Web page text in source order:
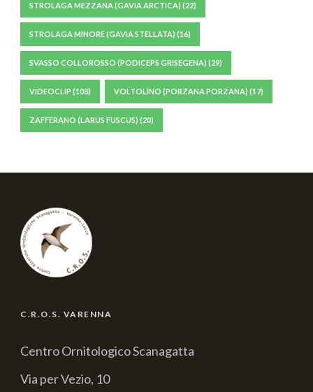
STROLAGA MEZZANA (GAVIA ARCTICA) (22)
STROLAGA MINORE (GAVIA STELLATA) (16)
SVASSO COLLOROSSO (PODICEPS GRISEGENA) (29)
VIDEOCLIP (108) VOLTOLINO (PORZANA PORZANA) (17)
ZAFFERANO (LARUS FUSCUS) (20)
C.R.O.S. VARENNA
Centro Ornitologico Scanagatta
Via per Vezio, 10